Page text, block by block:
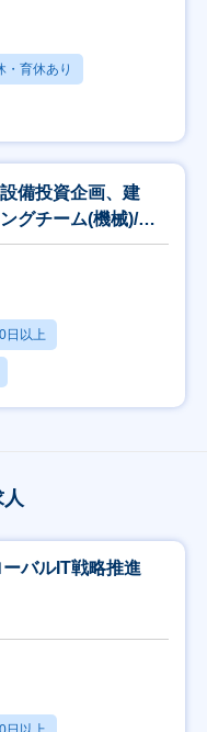
・育休あり
備投資企画、建
グチーム(機械)/兵
日以上
バルIT戦略推進